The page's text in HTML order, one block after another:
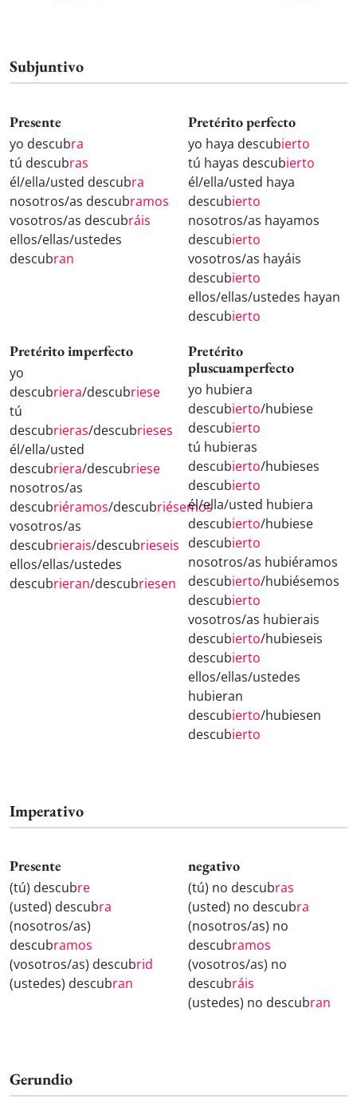
Subjuntivo
Presente
yo descubra
tú descubras
él/ella/usted descubra
nosotros/as descubramos
vosotros/as descubráis
ellos/ellas/ustedes
descubran
Pretérito perfecto
yo haya descubierto
tú hayas descubierto
él/ella/usted haya
descubierto
nosotros/as hayamos
descubierto
vosotros/as hayáis
descubierto
ellos/ellas/ustedes hayan
descubierto
Pretérito imperfecto
yo
descubriera/descubriese
tú
descubrieras/descubrieses
él/ella/usted
descubriera/descubriese
nosotros/as
descubriéramos/descubriésemos
vosotros/as
descubrierais/descubrieseis
ellos/ellas/ustedes
descubrieran/descubriesen
Pretérito
pluscuamperfecto
yo hubiera
descubierto/hubiese
descubierto
tú hubieras
descubierto/hubieses
descubierto
él/ella/usted hubiera
descubierto/hubiese
descubierto
nosotros/as hubiéramos
descubierto/hubiésemos
descubierto
vosotros/as hubierais
descubierto/hubieseis
descubierto
ellos/ellas/ustedes
hubieran
descubierto/hubiesen
descubierto
Imperativo
Presente
(tú) descubre
(usted) descubra
(nosotros/as)
descubramos
(vosotros/as) descubrid
(ustedes) descubran
negativo
(tú) no descubras
(usted) no descubra
(nosotros/as) no
descubramos
(vosotros/as) no
descubráis
(ustedes) no descubran
Gerundio